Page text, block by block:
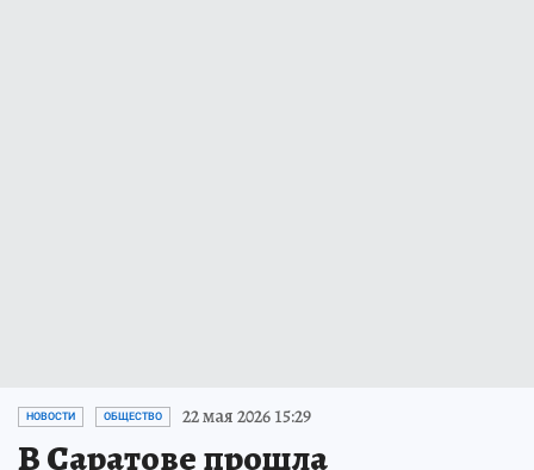
НОВОСТИ ОБЩЕСТВО 22 мая 2026 15:29
В Саратове прошла